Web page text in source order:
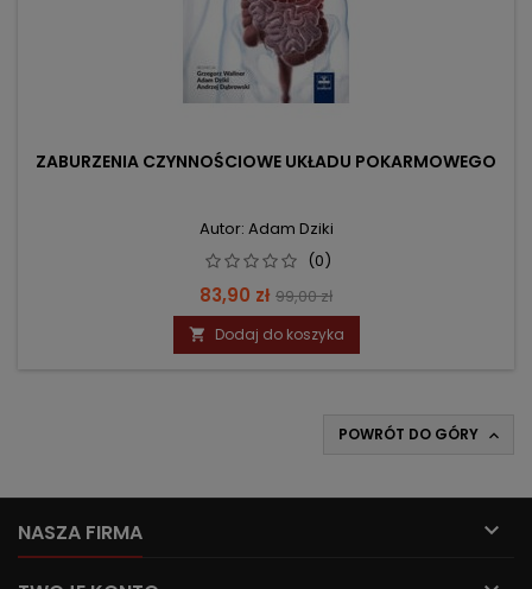
ZABURZENIA CZYNNOŚCIOWE UKŁADU POKARMOWEGO
Autor: Adam Dziki
(0)
Cena
83,90 zł Cena
podstawowa
99,00 zł
 Dodaj do koszyka
POWRÓT DO GÓRY 
NASZA FIRMA 